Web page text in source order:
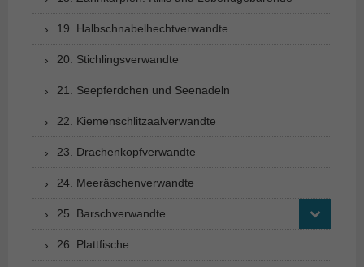
19. Halbschnabelhechtverwandte
20. Stichlingsverwandte
21. Seepferdchen und Seenadeln
22. Kiemenschlitzaalverwandte
23. Drachenkopfverwandte
24. Meeräschenverwandte
25. Barschverwandte
26. Plattfische